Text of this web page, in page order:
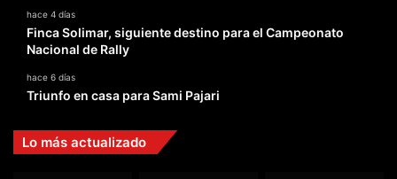
hace 4 días
Finca Solimar, siguiente destino para el Campeonato
Nacional de Rally
hace 6 días
Triunfo en casa para Sami Pajari
Lo más actualizado